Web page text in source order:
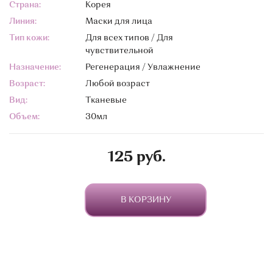
Страна:
Корея
Линия:
Маски для лица
Тип кожи:
Для всех типов / Для
чувствительной
Назначение:
Регенерация / Увлажнение
Возраст:
Любой возраст
Вид:
Тканевые
Объем:
30мл
125 руб.
В КОРЗИНУ